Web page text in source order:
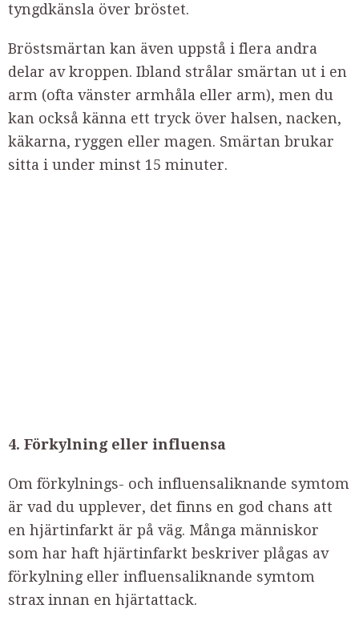
tyngdkänsla över bröstet.
Bröstsmärtan kan även uppstå i flera andra
delar av kroppen. Ibland strålar smärtan ut i en
arm (ofta vänster armhåla eller arm), men du
kan också känna ett tryck över halsen, nacken,
käkarna, ryggen eller magen. Smärtan brukar
sitta i under minst 15 minuter.
4. Förkylning eller influensa
Om förkylnings- och influensaliknande symtom
är vad du upplever, det finns en god chans att
en hjärtinfarkt är på väg. Många människor
som har haft hjärtinfarkt beskriver plågas av
förkylning eller influensaliknande symtom
strax innan en hjärtattack.